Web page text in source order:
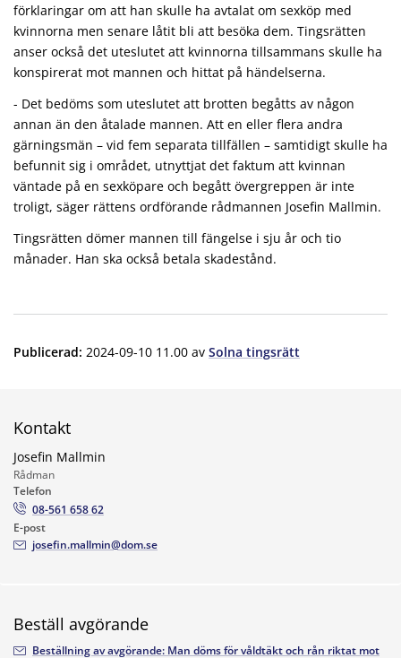
förklaringar om att han skulle ha avtalat om sexköp med
kvinnorna men senare låtit bli att besöka dem. Tingsrätten
anser också det uteslutet att kvinnorna tillsammans skulle ha
konspirerat mot mannen och hittat på händelserna.
- Det bedöms som uteslutet att brotten begåtts av någon
annan än den åtalade mannen. Att en eller flera andra
gärningsmän – vid fem separata tillfällen – samtidigt skulle ha
befunnit sig i området, utnyttjat det faktum att kvinnan
väntade på en sexköpare och begått övergreppen är inte
troligt, säger rättens ordförande rådmannen Josefin Mallmin.
Tingsrätten dömer mannen till fängelse i sju år och tio
månader. Han ska också betala skadestånd.
Publicerad: 2024-09-10 11.00 av Solna tingsrätt
Kontakt
Josefin Mallmin
Rådman
Telefon
08-561 658 62
E-post
josefin.mallmin@dom.se
Beställ avgörande
Beställning av avgörande: Man döms för våldtäkt och rån riktat mot